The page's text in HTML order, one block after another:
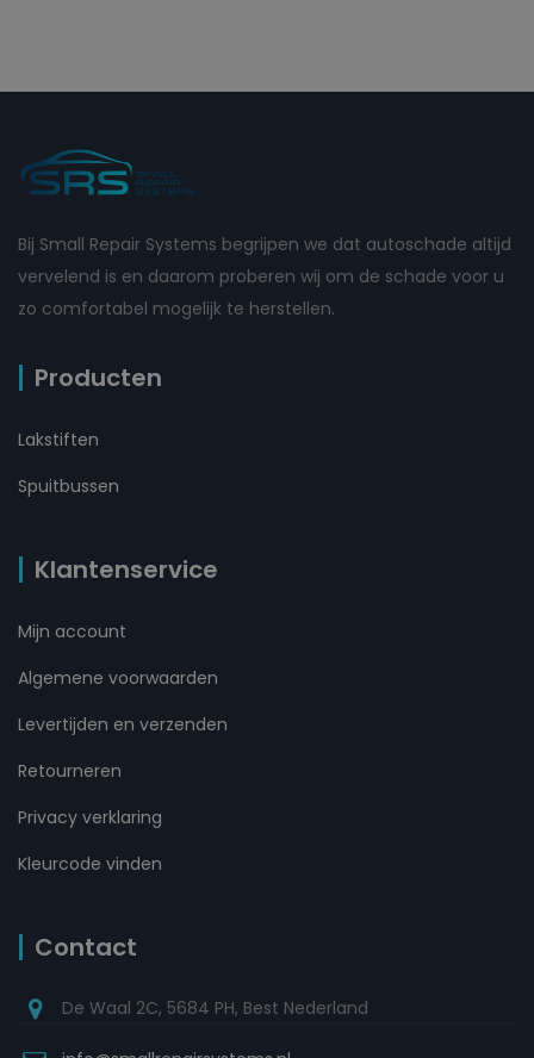
Bij Small Repair Systems begrijpen we dat autoschade altijd
vervelend is en daarom proberen wij om de schade voor u
zo comfortabel mogelijk te herstellen.
Producten
Lakstiften
Spuitbussen
Klantenservice
Mijn account
Algemene voorwaarden
Levertijden en verzenden
Retourneren
Privacy verklaring
Kleurcode vinden
Contact
De Waal 2C, 5684 PH, Best Nederland